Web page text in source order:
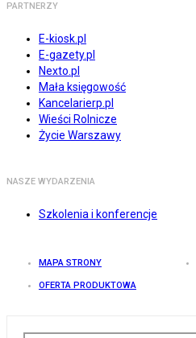
PARTNERZY
E-kiosk.pl
E-gazety.pl
Nexto.pl
Mała księgowość
Kancelarierp.pl
Wieści Rolnicze
Życie Warszawy
NASZE WYDARZENIA
Szkolenia i konferencje
MAPA STRONY
OFERTA PRODUKTOWA